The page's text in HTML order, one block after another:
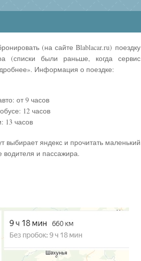
(на сайте Blablacar.ru) поездку
(списки были раньше, когда сервис
Информация о поездке:
от 9 часов
12 часов
13 часов
яндекс и прочитать маленький
водителя и пассажира.